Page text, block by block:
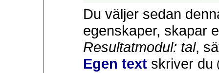
Du väljer sedan
egenskaper, skapar
Resultatmodul: tal,
Egen text skriver du